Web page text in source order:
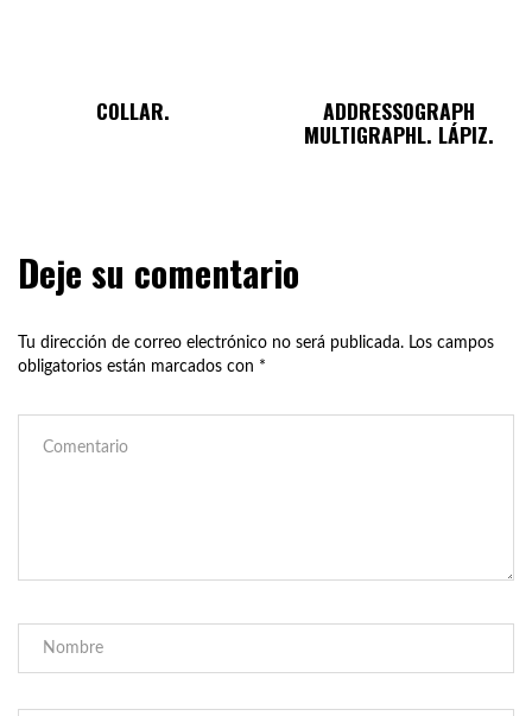
COLLAR. ADDRESSOGRAPH
MULTIGRAPHL. LÁPIZ.
Deje su comentario
Tu dirección de correo electrónico no será publicada. Los campos
obligatorios están marcados con *